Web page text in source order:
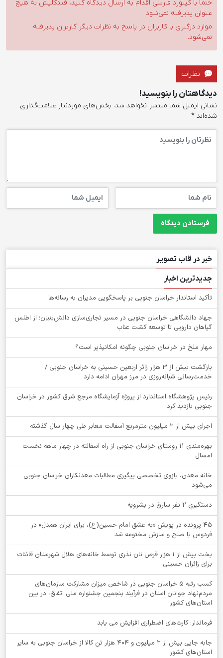
حتما با کیبورد فارسی اقدام به ارسال دیدگاه کنید، فینگلیش به هیچ
عنوان پذیرفته نمی‌شود
موارد درگیری با کاربران در پاسخ به نظرات دیگر کاربران پذیرفته
نمی‌شود.
نظرات
دیدگاهتان را بنویسید!
نشانی ایمیل شما منتشر نخواهد شد. بخش‌های موردنیاز علامت‌گذاری
شده‌اند *
خبر در قاب تصویر
جدیدترین اخبار
تأکید استاندار خراسان جنوبی بر پاسخگویی مدیران به رسانه‌ها
جهاد دانشگاهی خراسان جنوبی در مسیر تجاری‌سازی دانش‌بنیان؛ از اطلس
گیاهان دارویی تا توسعه کشت عناب
‌مهار ملخ در خراسان جنوبی چگونه امکانپذیر است؟
بازگشت بیش از ۳ هزار زائر اربعین حسینی به خراسان جنوبی /
خدمت‌رسانی شبانه‌روزی در مرز مهران ادامه دارد
رئیس پژوهشگاه استاندارد از پروژه آزمایشگاه مرجع شرق کشور در خراسان
جنوبی بازدید کرد
اجرای بیش از ۲ میلیون مترمربع آسفالت معابر طی چهار سال گذشته
بهره‌مندی ۱۱ روستای خراسان جنوبی از راه آسفالته در چهار ماهه نخست
امسال
خانه معدن، بازوی تخصصی پیگیری مطالبات معدنکاران خراسان جنوبی
می‌شود
دستگيري 2 نفر سارق در بشرويه
۴۵ پرونده در پویش «به عشق امام حسین(ع)، برای ایران همدل» در
فردوس با صلح و سازش مختومه شد
پخت بیش از 1 هزار قرص نان نذری توسط خانه‌های هلال شهرستان قائنات
برای زائران حسینی
کسب رتبه ۵ خراسان جنوبی در شاخص میزان مشارکت سازمان‌های
مردم‌نهاد جوانان استان در فرآیند پنجمین جشنواره ملی اتفاق، در بین
استان‌های کشور
فرماندار: کارت‌های اضطراری افزایش می یابد
جابه جایی بیش از 2 میلیون و 404 هزار تن کالا از خراسان جنوبی به سایر
استان‌های کشور